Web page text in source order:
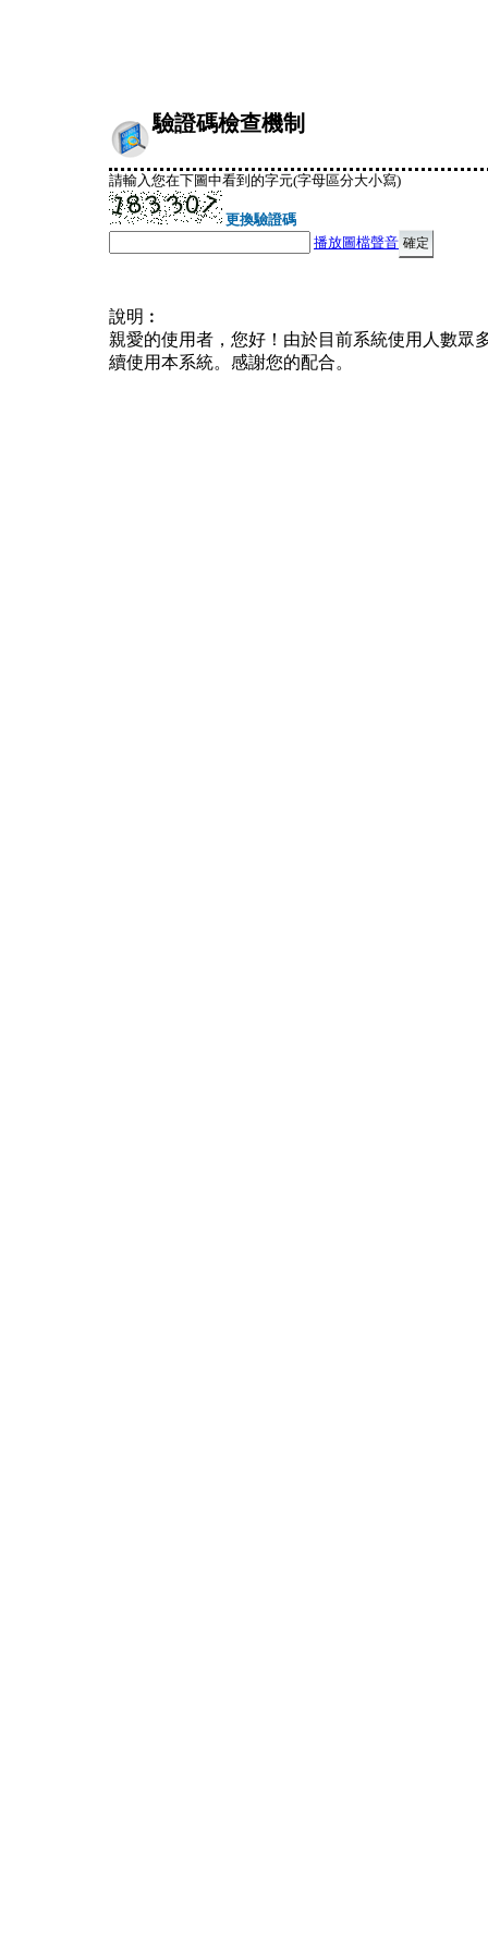
驗證碼檢查機制
請輸入您在下圖中看到的字元(字母區分大小寫)
更換驗證碼
播放圖檔聲音
說明︰
親愛的使用者，您好！由於目前系統使用人數眾
續使用本系統。感謝您的配合。